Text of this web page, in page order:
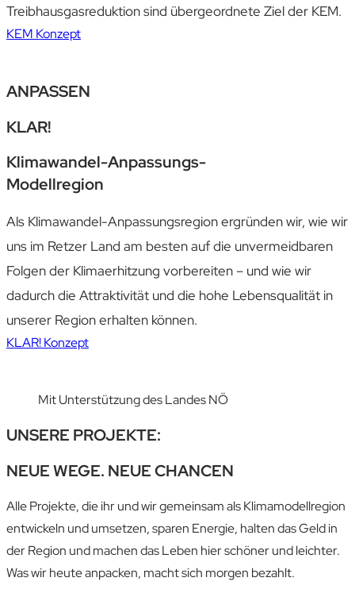
Treib­haus­gas­reduktion sind über­geordnete Ziel der KEM.
KEM Konzept
ANPASSEN
KLAR!
Klimawandel-Anpassungs-
Modellregion
Als Klima­wandel-Anpassungs­region er­gründen wir, wie wir
uns im Retzer Land am besten auf die un­vermeidbaren
Folgen der Klima­erhitzung vorbereiten – und wie wir
dadurch die Attraktivität und die hohe Lebens­qualität in
unserer Region erhalten können.
KLAR! Konzept
Mit Unterstützung des Landes NÖ
UNSERE PROJEKTE:
NEUE WEGE. NEUE CHANCEN
Alle Projekte, die ihr und wir gemeinsam alsKlimamodellregion
entwickeln und umsetzen,sparen Energie, halten das Geld in
der Region und machen das Leben hier schöner undleichter.
Was wir heute anpacken, macht sich morgen bezahlt.